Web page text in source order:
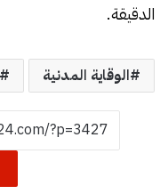
الدقيقة.
الوقاية المدنية